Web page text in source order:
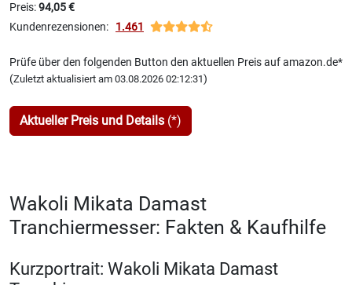
Preis:94,05 €
Kundenrezensionen: 1.461
Prüfe über den folgenden Button den aktuellen Preis auf amazon.de*
(Zuletzt aktualisiert am 03.08.2026 02:12:31)
Aktueller Preis und Details (*)
Wakoli Mikata Damast
Tranchiermesser: Fakten & Kaufhilfe
Kurzportrait: Wakoli Mikata Damast